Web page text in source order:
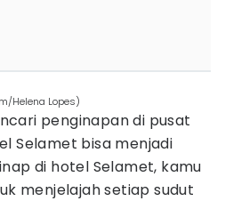
Helena Lopes)
penginapan di pusat
Selamet bisa menjadi
di hotel Selamet, kamu
menjelajah setiap sudut